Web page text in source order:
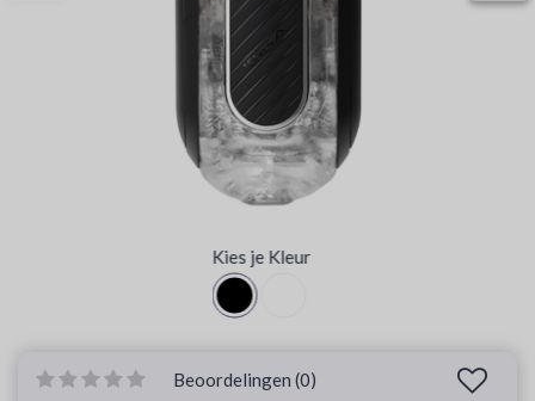
Beoordelingen (0)
Kies je Kleur